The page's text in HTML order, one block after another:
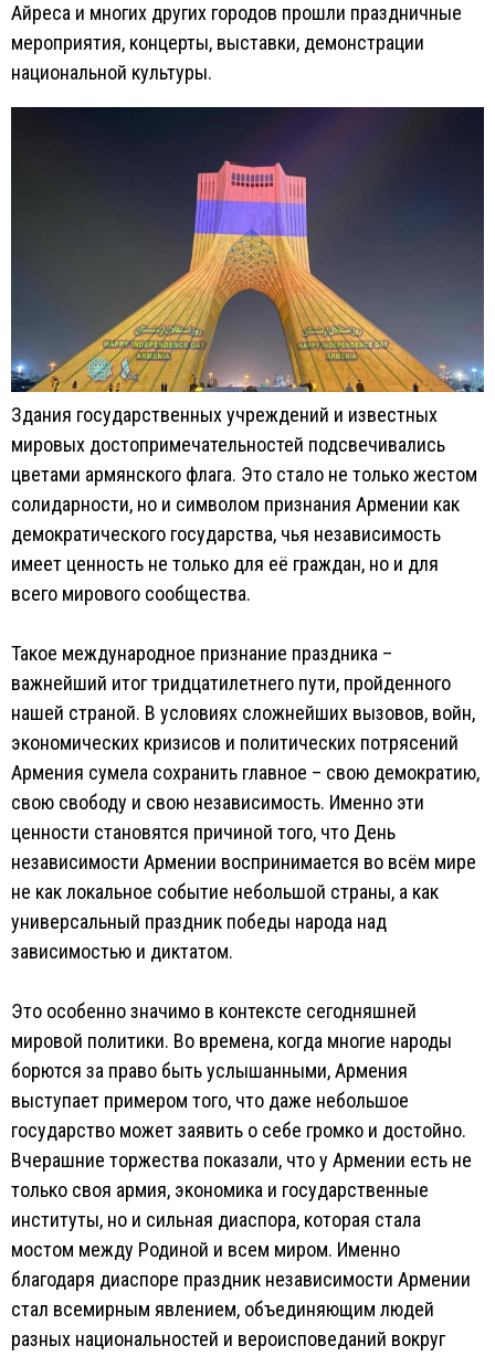
Айреса и многих других городов прошли праздничные
мероприятия, концерты, выставки, демонстрации
национальной культуры.
Здания государственных учреждений и известных
мировых достопримечательностей подсвечивались
цветами армянского флага. Это стало не только жестом
солидарности, но и символом признания Армении как
демократического государства, чья независимость
имеет ценность не только для её граждан, но и для
всего мирового сообщества.
Такое международное признание праздника –
важнейший итог тридцатилетнего пути, пройденного
нашей страной. В условиях сложнейших вызовов, войн,
экономических кризисов и политических потрясений
Армения сумела сохранить главное – свою демократию,
свою свободу и свою независимость. Именно эти
ценности становятся причиной того, что День
независимости Армении воспринимается во всём мире
не как локальное событие небольшой страны, а как
универсальный праздник победы народа над
зависимостью и диктатом.
Это особенно значимо в контексте сегодняшней
мировой политики. Во времена, когда многие народы
борются за право быть услышанными, Армения
выступает примером того, что даже небольшое
государство может заявить о себе громко и достойно.
Вчерашние торжества показали, что у Армении есть не
только своя армия, экономика и государственные
институты, но и сильная диаспора, которая стала
мостом между Родиной и всем миром. Именно
благодаря диаспоре праздник независимости Армении
стал всемирным явлением, объединяющим людей
разных национальностей и вероисповеданий вокруг